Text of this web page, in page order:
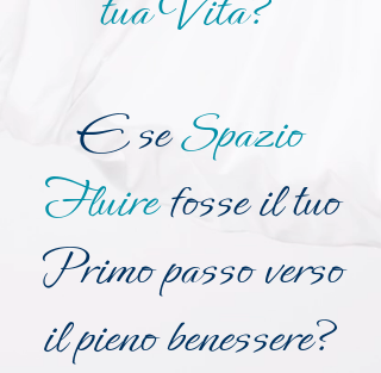
E seSpazio
Fluirefosse il tuo
Primo passo verso
il pieno benessere?